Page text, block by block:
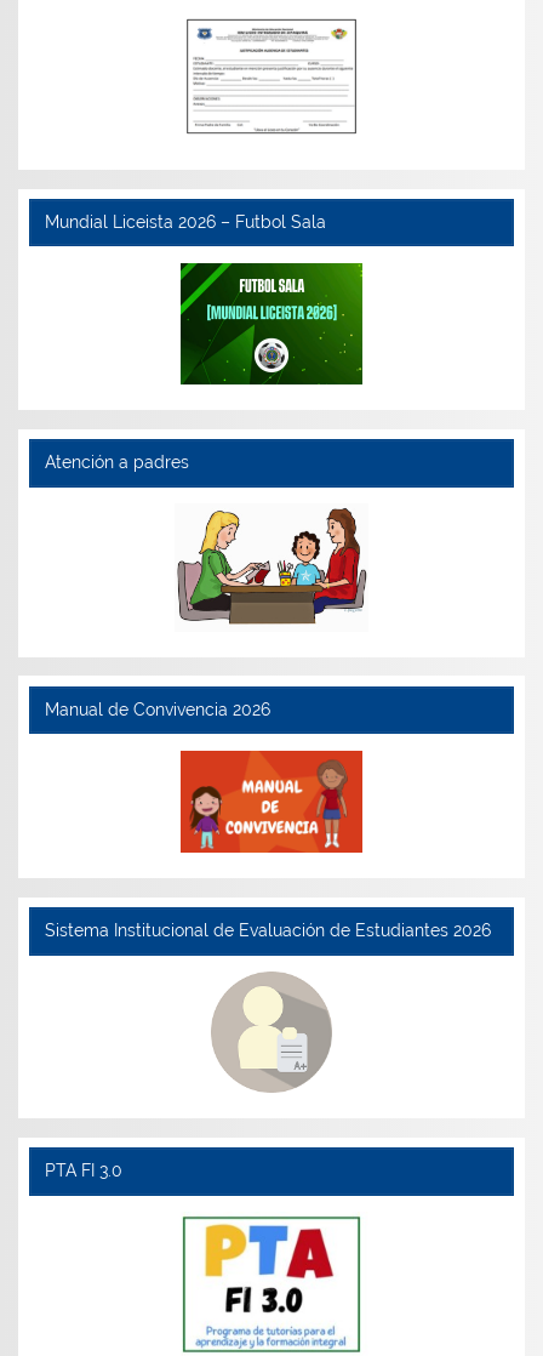
Mundial Liceista 2026 – Futbol Sala
Atención a padres
Manual de Convivencia 2026
Sistema Institucional de Evaluación de Estudiantes 2026
PTA FI 3.0